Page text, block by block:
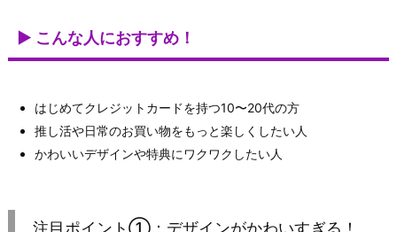
▶ こんな人におすすめ！
はじめてクレジットカードを持つ10〜20代の方
推し活や日常のお買い物をもっと楽しくしたい人
かわいいデザインや特典にワクワクしたい人
注目ポイント①：デザインがかわいすぎる！